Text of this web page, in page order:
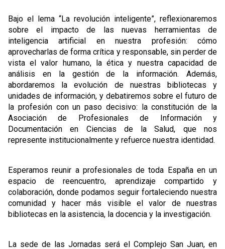
Bajo el lema “La revolución inteligente”, reflexionaremos
sobre el impacto de las nuevas herramientas de
inteligencia artificial en nuestra profesión: cómo
aprovecharlas de forma crítica y responsable, sin perder de
vista el valor humano, la ética y nuestra capacidad de
análisis en la gestión de la información. Además,
abordaremos la evolución de nuestras bibliotecas y
unidades de información, y debatiremos sobre el futuro de
la profesión con un paso decisivo: la constitución de la
Asociación de Profesionales de Información y
Documentación en Ciencias de la Salud, que nos
represente institucionalmente y refuerce nuestra identidad.
Esperamos reunir a profesionales de toda España en un
espacio de reencuentro, aprendizaje compartido y
colaboración, donde podamos seguir fortaleciendo nuestra
comunidad y hacer más visible el valor de nuestras
bibliotecas en la asistencia, la docencia y la investigación.
La sede de las Jornadas será el Complejo San Juan, en